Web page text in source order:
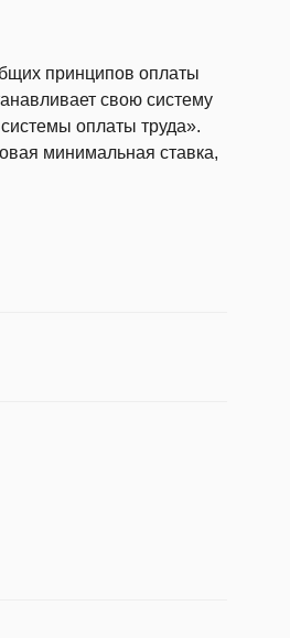
принципов оплаты
свою систему
оплаты труда».
минимальная ставка,